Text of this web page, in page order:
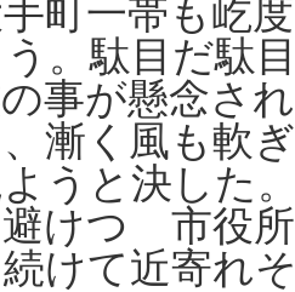
町一帯も屹
。駄目だ駄
事が懸念さ
漸く風も軟
うと決した
けつゝ市役
けて近寄れ